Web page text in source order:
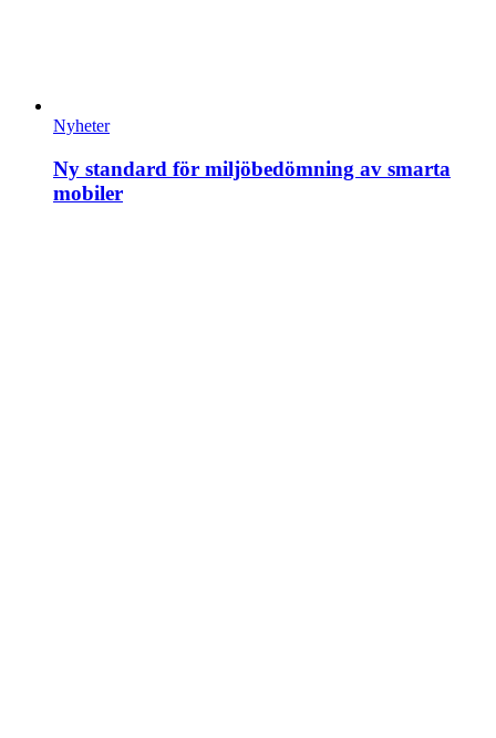
Nyheter
Ny standard för miljöbedömning av smarta
mobiler